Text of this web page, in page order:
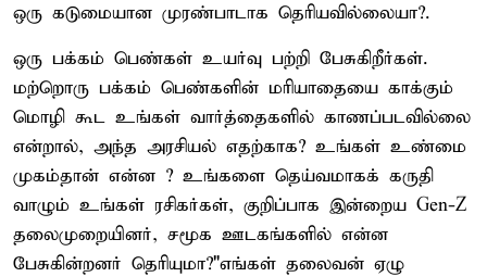
ஒரு கடுமையான முரண்பாடாக தெரியவில்லையா?.
ஒரு பக்கம் பெண்கள் உயர்வு பற்றி பேசுகிறீர்கள்.
மற்றொரு பக்கம் பெண்களின் மரியாதையை காக்கும்
மொழி கூட உங்கள் வார்த்தைகளில் காணப்படவில்லை
என்றால், அந்த அரசியல் எதற்காக? உங்கள் உண்மை
முகம்தான் என்ன ? உங்களை தெய்வமாகக் கருதி
வாழும் உங்கள் ரசிகர்கள், குறிப்பாக இன்றைய Gen-Z
தலைமுறையினர், சமூக ஊடகங்களில் என்ன
பேசுகின்றனர் தெரியுமா?"எங்கள் தலைவன் ஏழு